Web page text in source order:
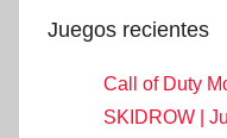
Juegos recientes
Call of Duty
SKIDROW |